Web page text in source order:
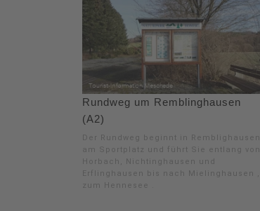
Rundweg um Remblinghausen
(A2)
Der Rundweg beginnt in Remblighausen
am Sportplatz und führt Sie entlang von
Horbach, Nichtinghausen und
Erflinghausen bis nach Mielinghausen ,
zum Hennesee .